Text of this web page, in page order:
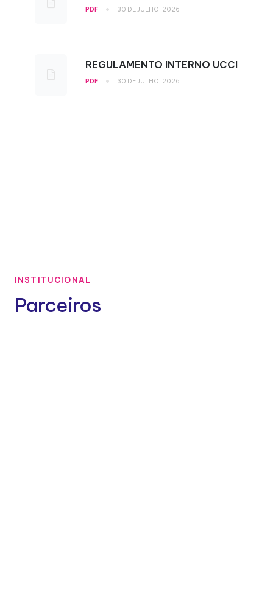
PDF • 30 DE JULHO, 2026
REGULAMENTO INTERNO UCCI
PDF • 30 DE JULHO, 2026
INSTITUCIONAL
Parceiros